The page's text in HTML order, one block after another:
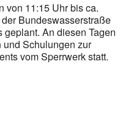
von 11:15 Uhr bis ca.
Bundeswasserstraße
An diesen Tagen
Schulungen zur
vom Sperrwerk statt.